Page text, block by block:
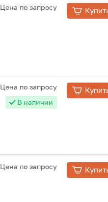
Цена по запросу
Цена по запросу
В наличии
Цена по запросу